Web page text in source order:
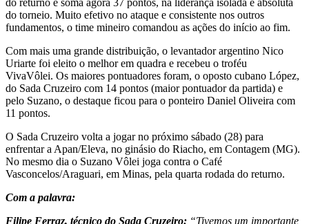
do returno e soma agora 37 pontos, na liderança isolada e absoluta
do torneio. Muito efetivo no ataque e consistente nos outros
fundamentos, o time mineiro comandou as ações do início ao fim.
Com mais uma grande distribuição, o levantador argentino Nico
Uriarte foi eleito o melhor em quadra e recebeu o troféu
VivaVôlei. Os maiores pontuadores foram, o oposto cubano López,
do Sada Cruzeiro com 14 pontos (maior pontuador da partida) e
pelo Suzano, o destaque ficou para o ponteiro Daniel Oliveira com
11 pontos.
O Sada Cruzeiro volta a jogar no próximo sábado (28) para
enfrentar a Apan/Eleva, no ginásio do Riacho, em Contagem (MG).
No mesmo dia o Suzano Vôlei joga contra o Café
Vasconcelos/Araguari, em Minas, pela quarta rodada do returno.
Com a palavra:
Filipe Ferraz, técnico do Sada Cruzeiro: “Tivemos um importante